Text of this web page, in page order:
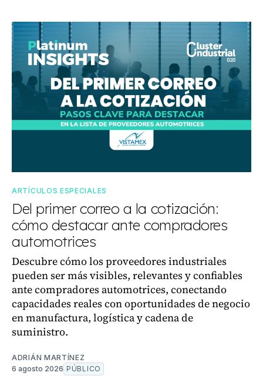
ARTÍCULOS ESPECIALES
Del primer correo a la cotización:
cómo destacar ante compradores
automotrices
Descubre cómo los proveedores industriales
pueden ser más visibles, relevantes y confiables
ante compradores automotrices, conectando
capacidades reales con oportunidades de negocio
en manufactura, logística y cadena de
suministro.
ADRIÁN MARTÍNEZ
6 agosto 2026 PÚBLICO